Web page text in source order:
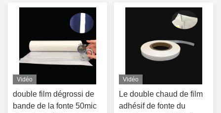
Vidéo
double film dégrossi de
bande de la fonte 50mic
Vidéo
Le double chaud de film
adhésif de fonte du